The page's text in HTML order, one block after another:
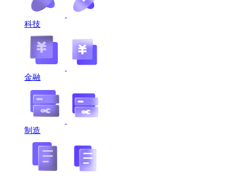
科技
金融
制造